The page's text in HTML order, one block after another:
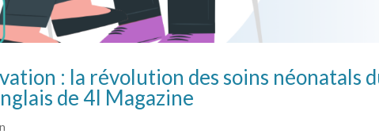
: la révolution des soins néonatals
de 4I Magazine